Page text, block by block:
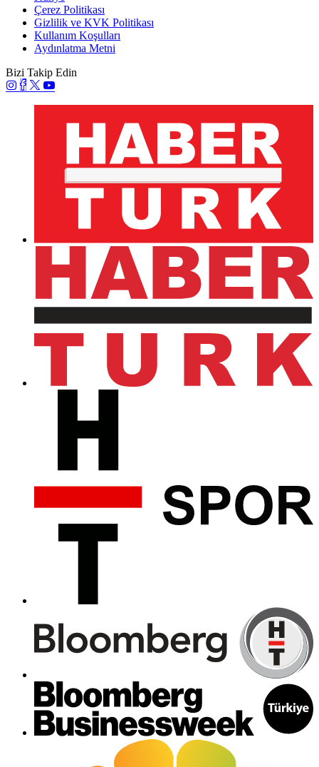
Çerez Politikası
Gizlilik ve KVK Politikası
Kullanım Koşulları
Aydınlatma Metni
Bizi Takip Edin